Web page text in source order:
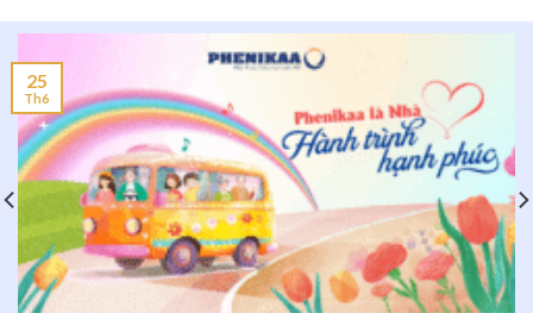
25
Th6